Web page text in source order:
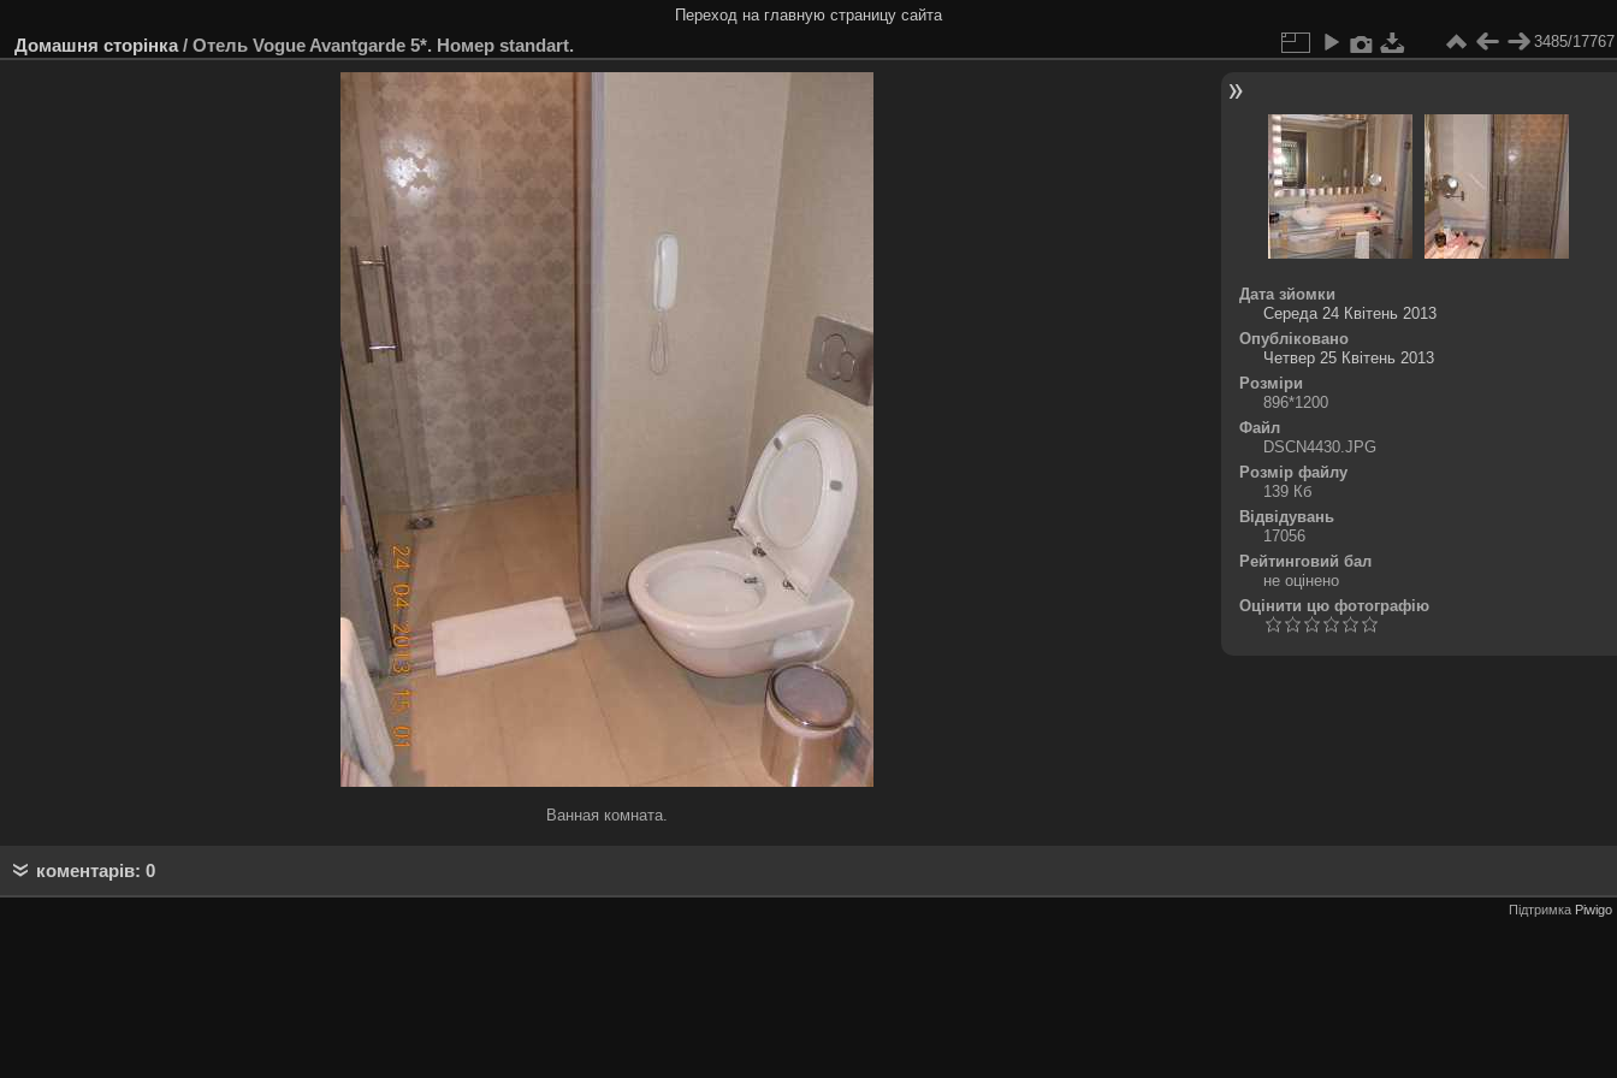
Переход на главную страницу сайта
Домашня сторінка/ Отель Vogue Avantgarde 5*. Номер standart. 3485/17767
Ванная комната.
Дата зйомки
Середа 24 Квітень 2013
Опубліковано
Четвер 25 Квітень 2013
Розміри
896*1200
Файл
DSCN4430.JPG
Розмір файлу
139 Кб
Відвідувань
17056
Рейтинговий бал
не оцінено
Оцінити цю фотографію
коментарів: 0
Підтримка Piwigo